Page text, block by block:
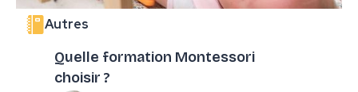
Autres
Quelle formation Montessori
choisir ?